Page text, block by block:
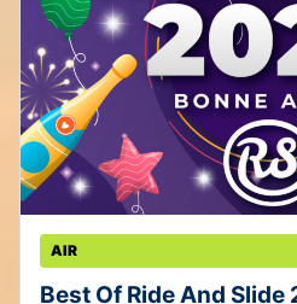
AIR
Best Of Ride And Slide